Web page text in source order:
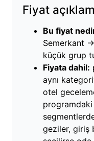
Fiyat
Bu fiyat
Semerkant
küçük grup
Fiyata dahil:
aynı
otel
geziler, giriş